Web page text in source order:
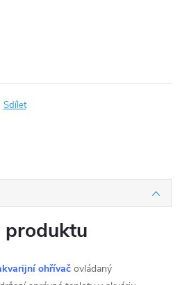
Sdílet
produktu
ohřívač ovládaný